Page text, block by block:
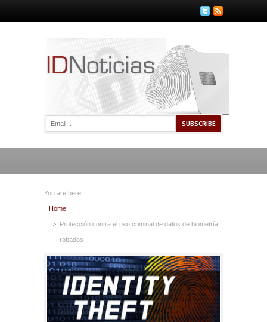
You are here:
Home
Protección contra el uso criminal de datos de biometría
robados